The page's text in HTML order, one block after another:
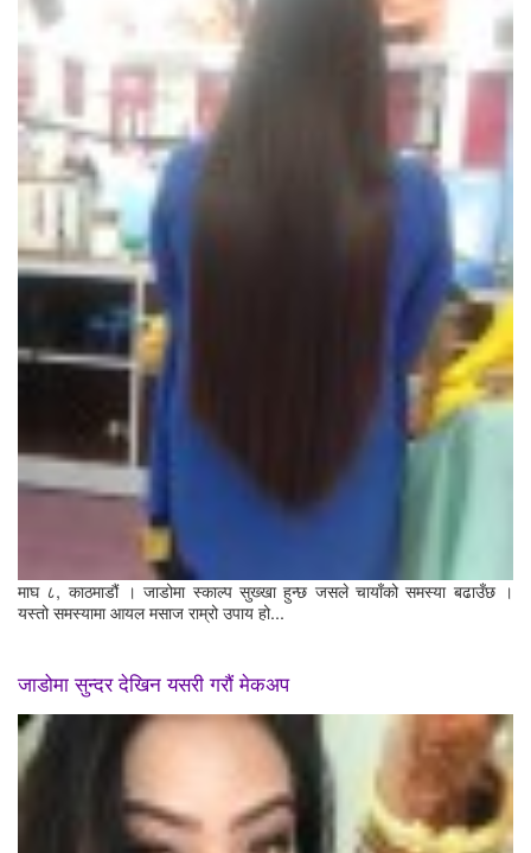
माघ ८, काठमाडौं । जाडोमा स्काल्प सुख्खा हुन्छ जसले चायाँको समस्या बढाउँछ ।
यस्तो समस्यामा आयल मसाज राम्रो उपाय हो...
जाडोमा सुन्दर देखिन यसरी गरौं मेकअप